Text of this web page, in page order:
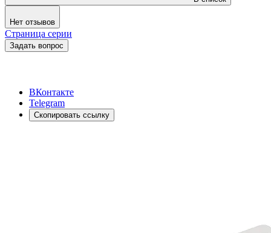
Нет отзывов
Страница серии
Задать вопрос
ВКонтакте
Telegram
Скопировать ссылку